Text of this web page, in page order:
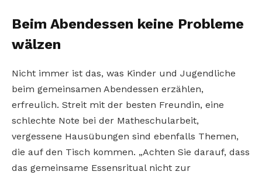
Beim Abendessen keine Probleme
wälzen
Nicht immer ist das, was Kinder und Jugendliche
beim gemeinsamen Abendessen erzählen,
erfreulich. Streit mit der besten Freundin, eine
schlechte Note bei der Matheschularbeit,
vergessene Hausübungen sind ebenfalls Themen,
die auf den Tisch kommen. „Achten Sie darauf, dass
das gemeinsame Essensritual nicht zur